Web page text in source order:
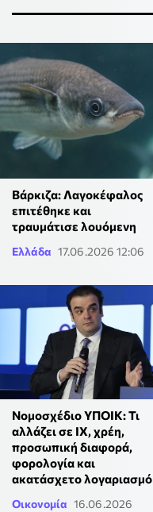
Βάρκιζα: Λαγοκέφαλος
επιτέθηκε και
τραυμάτισε λουόμενη
Ελλάδα 17.06.2026 12:06
Νομοσχέδιο ΥΠΟΙΚ: Τι
αλλάζει σε ΙΧ, χρέη,
προσωπική διαφορά,
φορολογία και
ακατάσχετο λογαριασμό
Οικονομία 16.06.2026